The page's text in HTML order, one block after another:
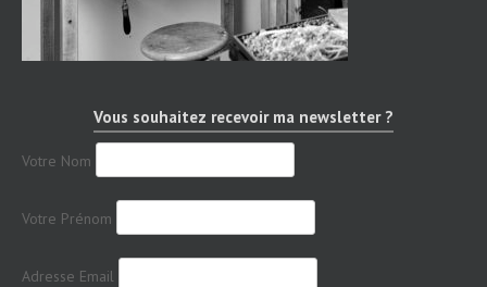
Vous souhaitez recevoir ma newsletter ?
Votre Nom
Votre Prénom
Adresse Email